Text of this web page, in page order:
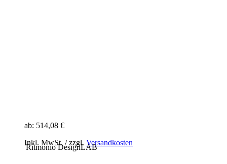
ab: 514,08 €
Inkl. MwSt. / zzgl. Versandkosten
Ritmonio DesignLAB